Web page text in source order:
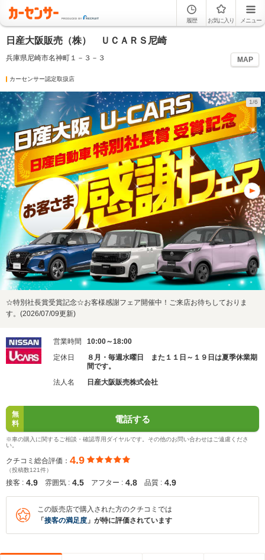
履歴 お気に入り メニュー
日産大阪販売（株） ＵＣＡＲＳ尼崎
兵庫県尼崎市名神町１－３－３ MAP
カーセンサー認定取扱店
1/6
☆特別社長賞受賞記念☆お客様感謝フェア開催中！ご来店お待ちしておりま
す。(2026/07/09更新)
営業時間
10:00～18:00
定休日
８月・毎週水曜日 また１１日～１９日は夏季休業期
間です。
法人名
日産大阪販売株式会社
無
料
電話する
※車の購入に関するご相談・確認専用ダイヤルです。その他のお問い合わせはご遠慮くださ
い。
クチコミ総合評価： 4.9
（投稿数121件）
接客 : 4.9 雰囲気 : 4.5 アフター : 4.8 品質 : 4.9
この販売店で購入された方のクチコミでは
「 接客の満足度 」が特に評価されています